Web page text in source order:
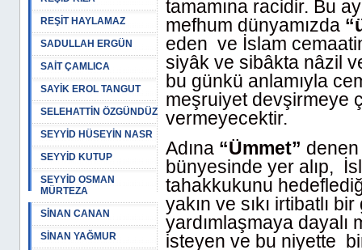
REŞİT HAYLAMAZ
SADULLAH ERGÜN
SAİT ÇAMLICA
SAYİK EROL TANGUT
SELEHATTİN ÖZGÜNDÜZ
SEYYİD HÜSEYİN NASR
SEYYİD KUTUP
SEYYİD OSMAN
MÜRTEZA
SİNAN CANAN
SİNAN YAĞMUR
tamamına racidir. Bu
mefhum dünyamızda
eden ve İslam
siyâk ve sibâkta nâzil
bu günkü anlamıyla
meşruiyet devşirmeye
vermeyecektir.
Adına “Ümmet”
bünyesinde yer alıp,
tahakkukunu
yakın ve sıkı irtibatlı
yardımlaşmaya
isteyen ve bu niyette